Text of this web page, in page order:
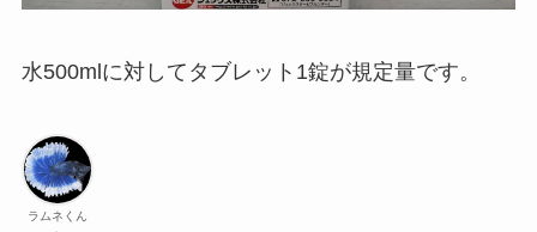
水500mlに対してタブレット1錠が規定量です。
ラムネくん